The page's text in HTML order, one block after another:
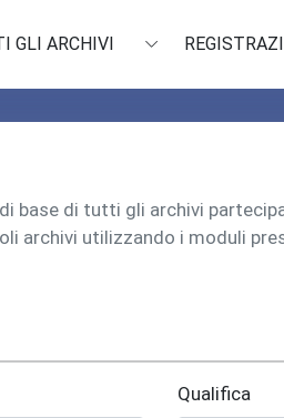
GLI ARCHIVI
base di tutti gli archivi
archivi utilizzando i moduli
Qualifica